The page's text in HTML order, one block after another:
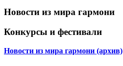
Новости из мира гармони
Конкурсы и фестивали
Новости из мира гармони (архив)